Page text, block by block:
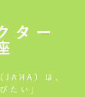
ター
JAHA）は、
たい」